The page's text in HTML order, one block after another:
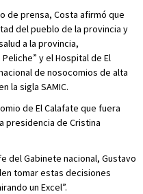
de prensa, Costa afirmó que
del pueblo de la provincia y
a la provincia,
y el Hospital de El
de nosocomios de alta
la sigla SAMIC.
de El Calafate que fuera
presidencia de Cristina
del Gabinete nacional, Gustavo
tomar estas decisiones
un Excel”.